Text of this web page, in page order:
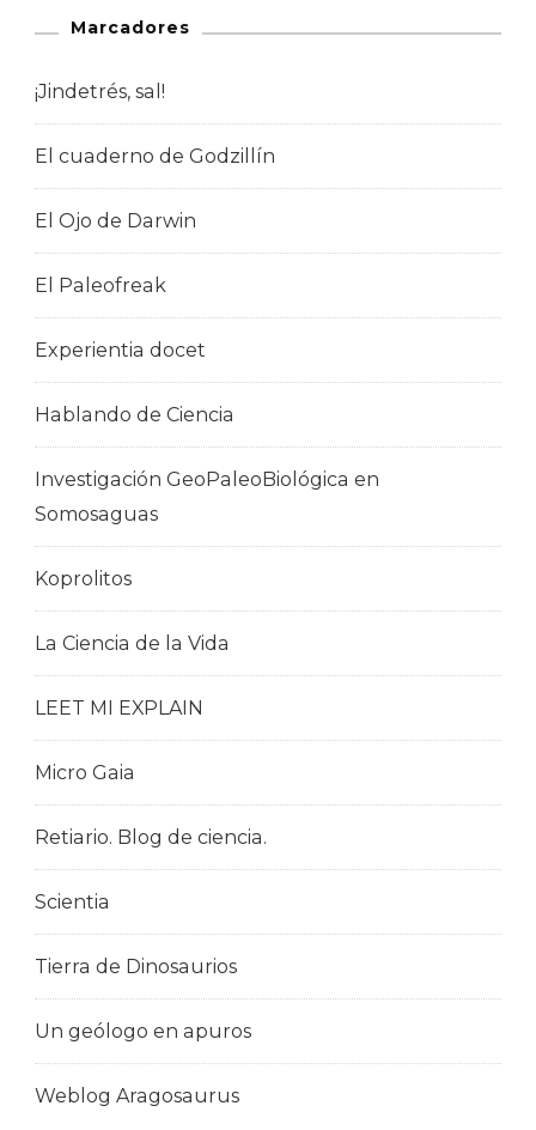
Marcadores
¡Jindetrés, sal!
El cuaderno de Godzillín
El Ojo de Darwin
El Paleofreak
Experientia docet
Hablando de Ciencia
Investigación GeoPaleoBiológica en
Somosaguas
Koprolitos
La Ciencia de la Vida
LEET MI EXPLAIN
Micro Gaia
Retiario. Blog de ciencia.
Scientia
Tierra de Dinosaurios
Un geólogo en apuros
Weblog Aragosaurus